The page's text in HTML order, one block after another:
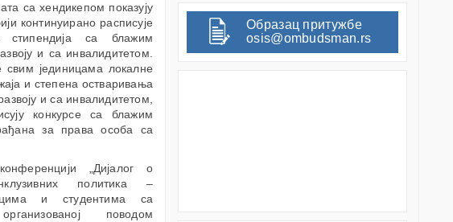
са хендикепом показују
континуирано расписује
стипендија са блажим
и са инвалидитетом.
јединицама локалне
и степена остваривања
и са инвалидитетом,
конкурсе са блажим
за права особа са
„Дијалог о
политика –
и студентима са
поводом
Образац притужбе
osis@ombudsman.rs